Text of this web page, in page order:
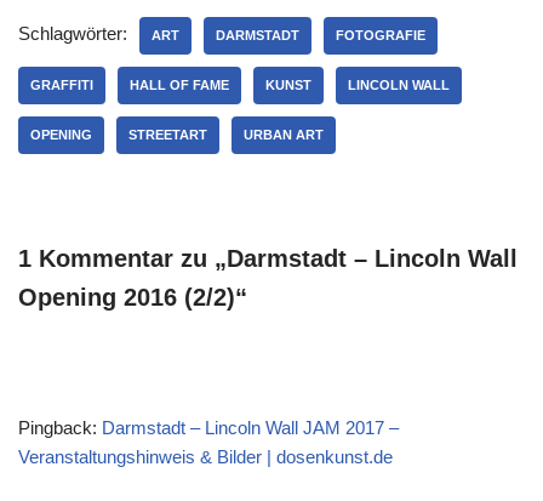
Schlagwörter: ART DARMSTADT FOTOGRAFIE
GRAFFITI HALL OF FAME KUNST LINCOLN WALL
OPENING STREETART URBAN ART
1 Kommentar zu „Darmstadt – Lincoln Wall
Opening 2016 (2/2)“
Pingback: Darmstadt – Lincoln Wall JAM 2017 –
Veranstaltungshinweis & Bilder | dosenkunst.de